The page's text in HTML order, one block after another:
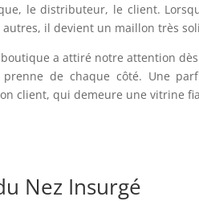
le distributeur, le client.
il devient un maillon très
a attiré notre attention dès
de chaque côté. Une
client, qui demeure une vitrine
Nez Insurgé